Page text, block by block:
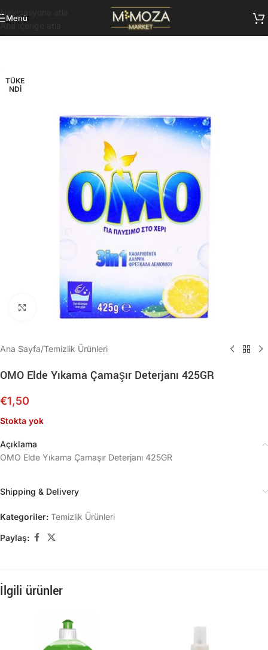
Navigasyona atla
Ana içeriğe atla
Menü
TÜKE
NDI
Büyütmek için tıklayın
Ana Sayfa/Temizlik Ürünleri
OMO Elde Yıkama Çamaşır Deterjanı 425GR
€1,50
Stokta yok
Açıklama
OMO Elde Yıkama Çamaşır Deterjanı 425GR
Shipping & Delivery
Kategoriler: Temizlik Ürünleri
Paylaş:
İlgili ürünler